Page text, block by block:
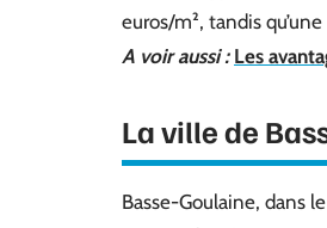
euros/m², tandis
A voir aussi : Les
La ville de
Basse-Goulaine, dans